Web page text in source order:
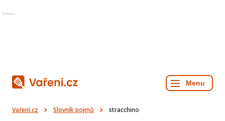
Reklama
Vaření.cz Slovník pojmů stracchino